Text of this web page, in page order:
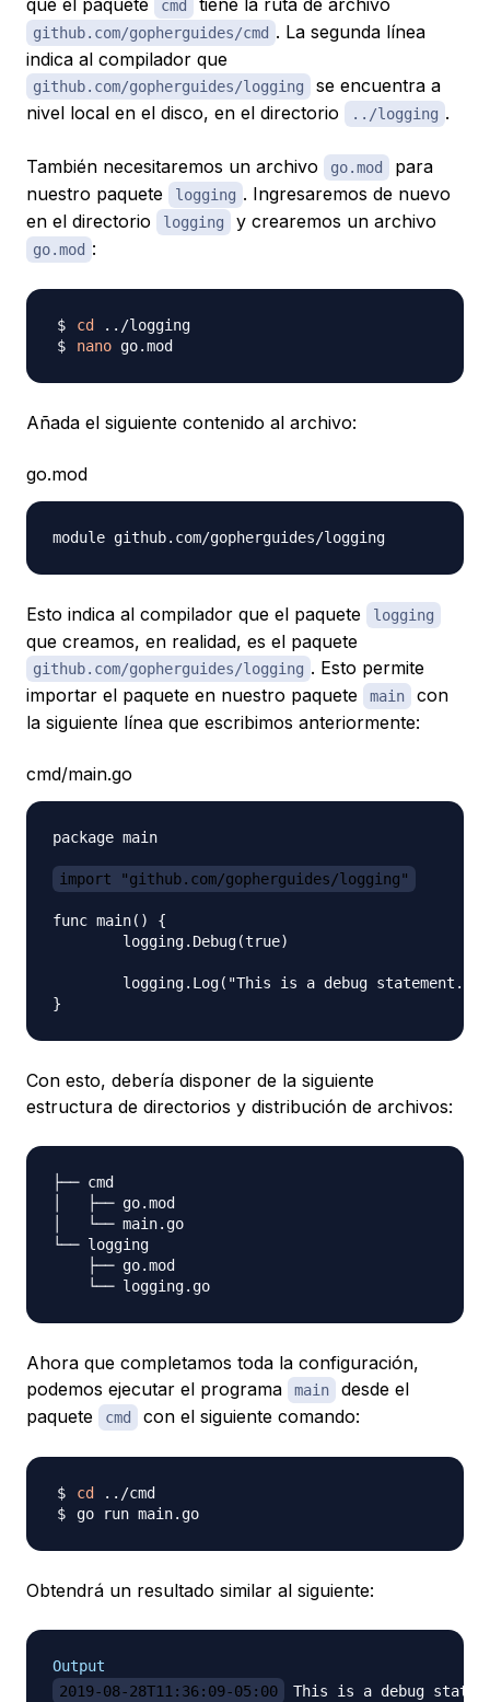
que el paquete cmd tiene la ruta de archivo
github.com/gopherguides/cmd . La segunda línea
indica al compilador que
github.com/gopherguides/logging
se encuentra a
nivel local en el disco, en el directorio
../logging .
También necesitaremos un archivo go.mod
para
nuestro paquete
logging . Ingresaremos de nuevo
en el directorio
logging y crearemos un archivo
go.mod :
cd ..
nano
Añada el siguiente contenido al archivo:
go.mod
Esto indica al compilador que el paquete logging
que creamos, en realidad, es el paquete
github.com/gopherguides/logging . Esto permite
importar el paquete en nuestro paquete
main
con
la siguiente línea que escribimos anteriormente:
cmd/main.go
package main
import "github.com/gopherguides/logging"
func main() {
Con esto, debería disponer de la siguiente
estructura de directorios y distribución de archivos:
├── cmd
│   ├── go.mod
│   └── main.go
└── logging
    ├── go.mod
Ahora que completamos toda la configuración,
podemos ejecutar el programa
main
desde el
paquete
cmd con el siguiente comando:
cd ..
Obtendrá un resultado similar al siguiente:
Output
2019-08-28T11:36:09-05:00